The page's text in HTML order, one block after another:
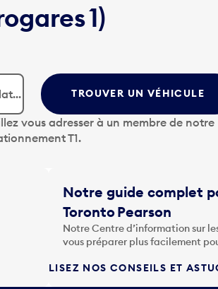
1)
TROUVER UN VÉHICULE
vous adresser à un membre de notre
T1.
Notre guide complet
Toronto Pearson
Notre Centre d’information sur
vous préparer plus facilement
LISEZ NOS CONSEILS ET